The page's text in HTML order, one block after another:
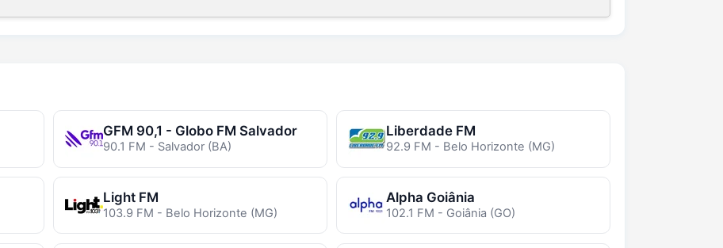
GFM 90,1 - Globo FM Salvador
90.1 FM - Salvador (BA)
Liberdade FM
92.9 FM - Belo Horizonte (MG)
Light FM
103.9 FM - Belo Horizonte (MG)
Alpha Goiânia
102.1 FM - Goiânia (GO)